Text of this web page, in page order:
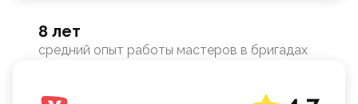
8 лет
средний опыт работы мастеров в бригадах